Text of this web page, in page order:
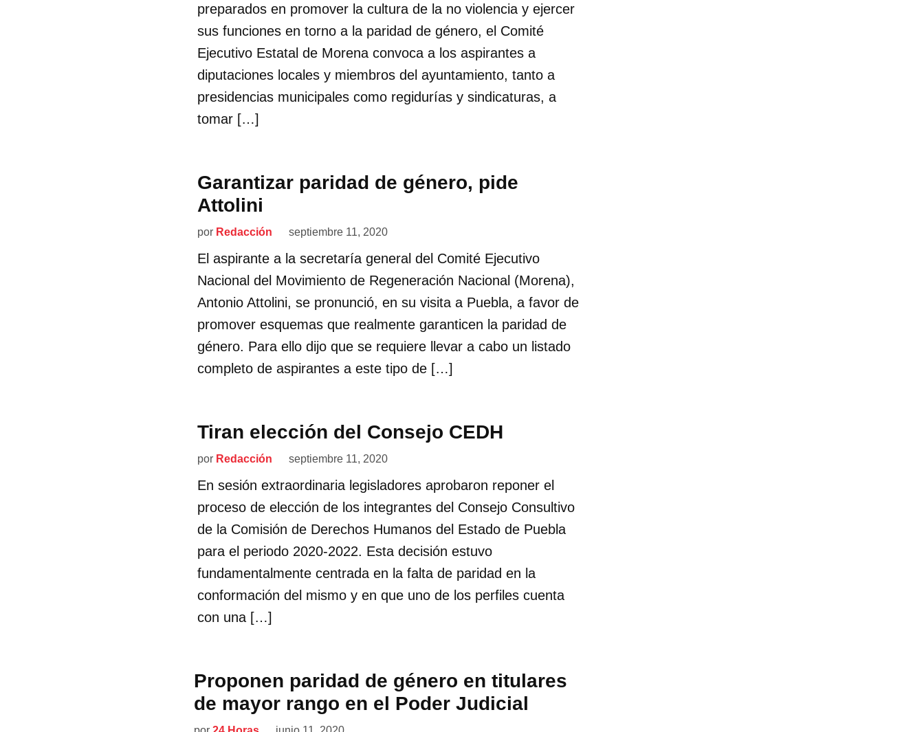
preparados en promover la cultura de la no violencia y ejercer
sus funciones en torno a la paridad de género, el Comité
Ejecutivo Estatal de Morena convoca a los aspirantes a
diputaciones locales y miembros del ayuntamiento, tanto a
presidencias municipales como regidurías y sindicaturas, a
tomar […]
Garantizar paridad de género, pide
Attolini
por Redacción septiembre 11, 2020
El aspirante a la secretaría general del Comité Ejecutivo
Nacional del Movimiento de Regeneración Nacional (Morena),
Antonio Attolini, se pronunció, en su visita a Puebla, a favor de
promover esquemas que realmente garanticen la paridad de
género. Para ello dijo que se requiere llevar a cabo un listado
completo de aspirantes a este tipo de […]
Tiran elección del Consejo CEDH
por Redacción septiembre 11, 2020
En sesión extraordinaria legisladores aprobaron reponer el
proceso de elección de los integrantes del Consejo Consultivo
de la Comisión de Derechos Humanos del Estado de Puebla
para el periodo 2020-2022. Esta decisión estuvo
fundamentalmente centrada en la falta de paridad en la
conformación del mismo y en que uno de los perfiles cuenta
con una […]
Proponen paridad de género en titulares
de mayor rango en el Poder Judicial